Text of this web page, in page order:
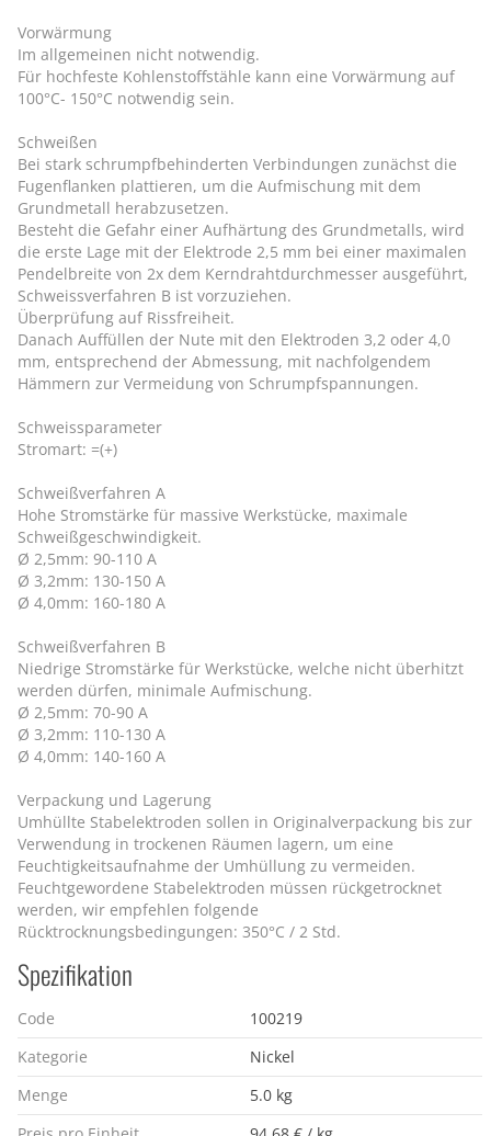
Vorwärmung
Im allgemeinen nicht notwendig.
Für hochfeste Kohlenstoffstähle kann eine Vorwärmung auf
100°C- 150°C notwendig sein.
Schweißen
Bei stark schrumpfbehinderten Verbindungen zunächst die
Fugenflanken plattieren, um die Aufmischung mit dem
Grundmetall herabzusetzen.
Besteht die Gefahr einer Aufhärtung des Grundmetalls, wird
die erste Lage mit der Elektrode 2,5 mm bei einer maximalen
Pendelbreite von 2x dem Kerndrahtdurchmesser ausgeführt,
Schweissverfahren B ist vorzuziehen.
Überprüfung auf Rissfreiheit.
Danach Auffüllen der Nute mit den Elektroden 3,2 oder 4,0
mm, entsprechend der Abmessung, mit nachfolgendem
Hämmern zur Vermeidung von Schrumpfspannungen.
Schweissparameter
Stromart: =(+)
Schweißverfahren A
Hohe Stromstärke für massive Werkstücke, maximale
Schweißgeschwindigkeit.
Ø 2,5mm: 90-110 A
Ø 3,2mm: 130-150 A
Ø 4,0mm: 160-180 A
Schweißverfahren B
Niedrige Stromstärke für Werkstücke, welche nicht überhitzt
werden dürfen, minimale Aufmischung.
Ø 2,5mm: 70-90 A
Ø 3,2mm: 110-130 A
Ø 4,0mm: 140-160 A
Verpackung und Lagerung
Umhüllte Stabelektroden sollen in Originalverpackung bis zur
Verwendung in trockenen Räumen lagern, um eine
Feuchtigkeitsaufnahme der Umhüllung zu vermeiden.
Feuchtgewordene Stabelektroden müssen rückgetrocknet
werden, wir empfehlen folgende
Rücktrocknungsbedingungen: 350°C / 2 Std.
Spezifikation
Code
100219
Kategorie
Nickel
Menge
5.0 kg